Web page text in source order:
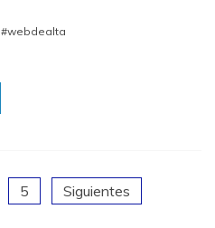
#webdealta
5 Siguientes